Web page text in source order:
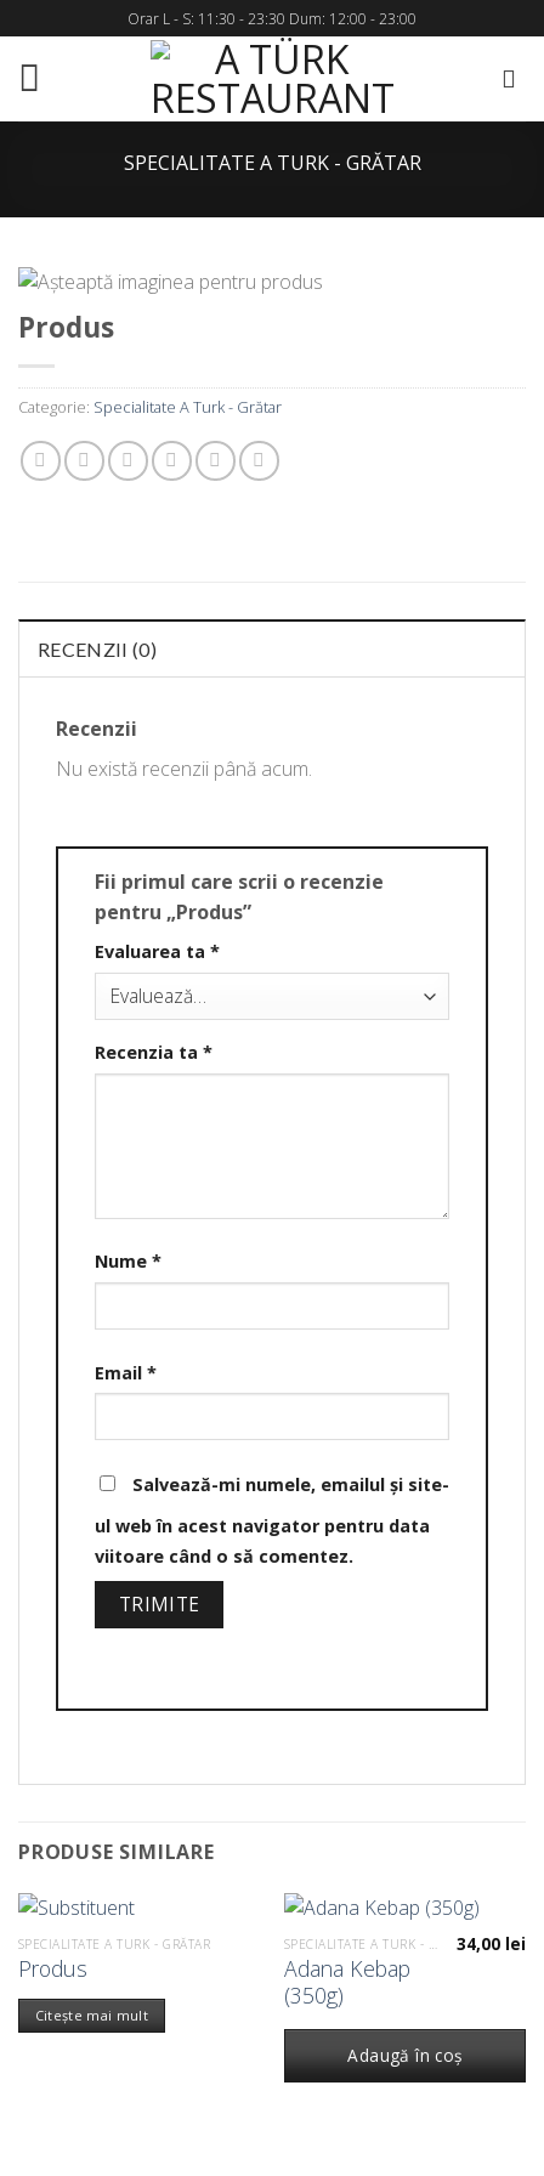
to
content
Orar L - S: 11:30 - 23:30 Dum: 12:00 - 23:00
SPECIALITATE A TURK - GRĂTAR
Produs
Categorie: Specialitate A Turk - Grătar
RECENZII (0)
Recenzii
Nu există recenzii până acum.
Fii primul care scrii o recenzie
pentru „Produs”
Evaluarea ta *
Recenzia ta *
Nume *
Email *
Salvează-mi numele, emailul și site-
ul web în acest navigator pentru data
viitoare când o să comentez.
PRODUSE SIMILARE
SPECIALITATE A TURK - GRĂTAR
Produs
Citește mai mult
SPECIALITATE A TURK - GRĂTAR
Adana Kebap
(350g)
34,00 lei
Adaugă în coș